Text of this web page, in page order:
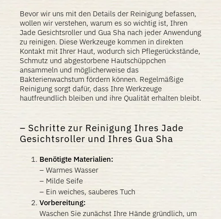
Bevor wir uns mit den Details der Reinigung befassen,
wollen wir verstehen, warum es so wichtig ist, Ihren
Jade Gesichtsroller und Gua Sha nach jeder Anwendung
zu reinigen. Diese Werkzeuge kommen in direkten
Kontakt mit Ihrer Haut, wodurch sich Pflegerückstände,
Schmutz und abgestorbene Hautschüppchen
ansammeln und möglicherweise das
Bakterienwachstum fördern können. Regelmäßige
Reinigung sorgt dafür, dass Ihre Werkzeuge
hautfreundlich bleiben und ihre Qualität erhalten bleibt.
Schritte zur Reinigung Ihres Jade
Gesichtsroller und Ihres Gua Sha
Benötigte Materialien:
– Warmes Wasser
– Milde Seife
– Ein weiches, sauberes Tuch
Vorbereitung:
Waschen Sie zunächst Ihre Hände gründlich, um